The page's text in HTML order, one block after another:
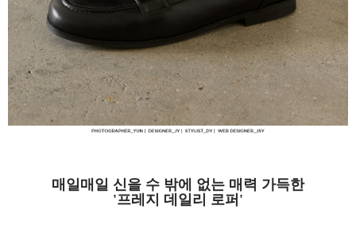
매일매일 신을 수 밖에 없는 매력 가득한
'프레지 데일리 로퍼'